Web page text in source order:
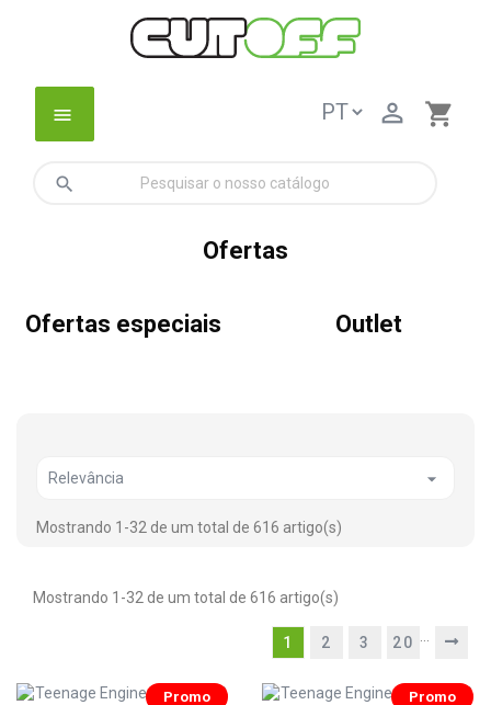
menu shopping_cart

search
Ofertas
Ofertas especiais Outlet
Relevância 
Mostrando 1-32 de um total de 616 artigo(s)
Mostrando 1-32 de um total de 616 artigo(s)
1 2 3 20
Promo Promo